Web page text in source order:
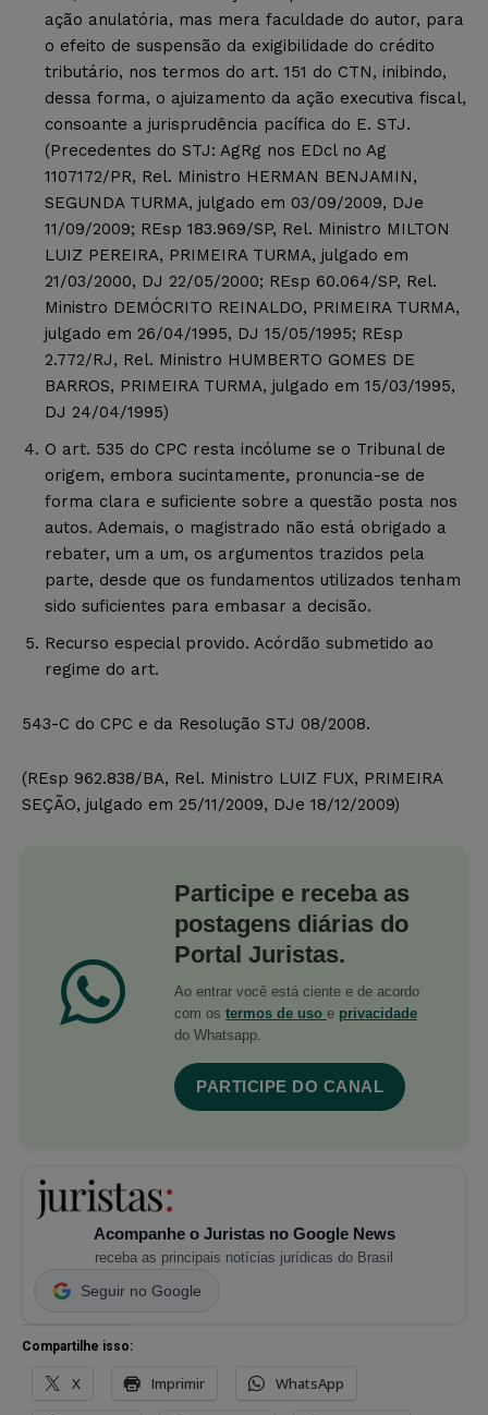
ação anulatória, mas mera faculdade do autor, para
o efeito de suspensão da exigibilidade do crédito
tributário, nos termos do art. 151 do CTN, inibindo,
dessa forma, o ajuizamento da ação executiva fiscal,
consoante a jurisprudência pacífica do E. STJ.
(Precedentes do STJ: AgRg nos EDcl no Ag
1107172/PR, Rel. Ministro HERMAN BENJAMIN,
SEGUNDA TURMA, julgado em 03/09/2009, DJe
11/09/2009; REsp 183.969/SP, Rel. Ministro MILTON
LUIZ PEREIRA, PRIMEIRA TURMA, julgado em
21/03/2000, DJ 22/05/2000; REsp 60.064/SP, Rel.
Ministro DEMÓCRITO REINALDO, PRIMEIRA TURMA,
julgado em 26/04/1995, DJ 15/05/1995; REsp
2.772/RJ, Rel. Ministro HUMBERTO GOMES DE
BARROS, PRIMEIRA TURMA, julgado em 15/03/1995,
DJ 24/04/1995)
O art. 535 do CPC resta incólume se o Tribunal de
origem, embora sucintamente, pronuncia-se de
forma clara e suficiente sobre a questão posta nos
autos. Ademais, o magistrado não está obrigado a
rebater, um a um, os argumentos trazidos pela
parte, desde que os fundamentos utilizados tenham
sido suficientes para embasar a decisão.
Recurso especial provido. Acórdão submetido ao
regime do art.
543-C do CPC e da Resolução STJ 08/2008.
(REsp 962.838/BA, Rel. Ministro LUIZ FUX, PRIMEIRA
SEÇÃO, julgado em 25/11/2009, DJe 18/12/2009)
Participe e receba as
postagens diárias do
Portal Juristas.
Ao entrar você está ciente e de acordo
com os termos de uso e privacidade
do Whatsapp.
PARTICIPE DO CANAL
Acompanhe o Juristas no Google News
receba as principais notícias jurídicas do Brasil
Seguir no Google
Compartilhe isso:
X Imprimir WhatsApp